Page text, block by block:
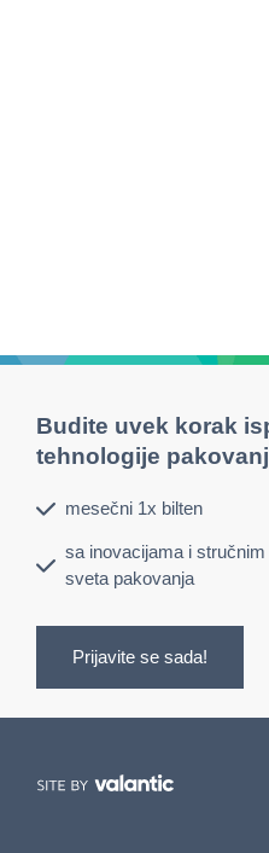
Budite uvek korak
tehnologije
mesečni 1x bilten
sa inovacijama i
sveta pakovanja
Prijavite se sada!